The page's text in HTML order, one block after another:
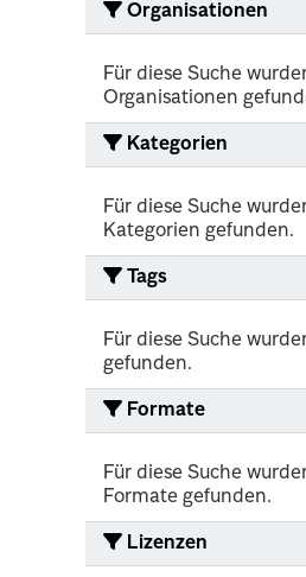
Organisationen
Für diese Suche
Organisationen
Kategorien
Für diese Suche
Kategorien gefunden.
Tags
Für diese Suche
gefunden.
Formate
Für diese Suche
Formate gefunden.
Lizenzen